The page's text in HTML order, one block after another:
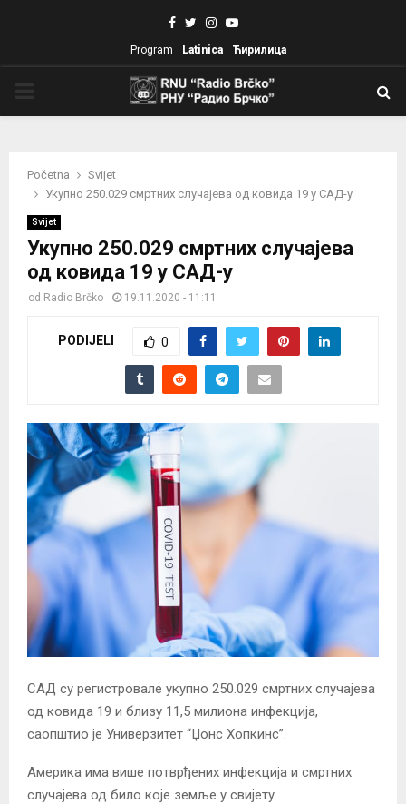
Facebook
TwitterInstagram
Youtube
Program Latinica Ћирилица
Početna
Svijet
Укупно 250.029 смртних случајева од ковида 19 у САД-у
Svijet
Укупно 250.029 смртних случајева
од ковида 19 у САД-у
od Radio Brčko 19.11.2020 - 11:11
PODIJELI 0
САД су регистровале укупно 250.029 смртних случајева
од ковида 19 и близу 11,5 милиона инфекција,
саопштио је Универзитет “Џонс Хопкинс”.
Америка има више потврђених инфекција и смртних
случајева од било које земље у свијету.